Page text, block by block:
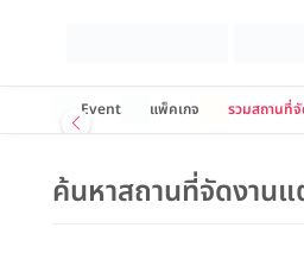
Event แพ็คเกจ รวมสถานที่
ค้นหาสถานที่จัดงานแ